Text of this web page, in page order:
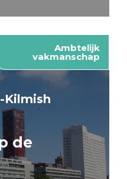
Ambtelijk
vakmanschap
Kilmish
de